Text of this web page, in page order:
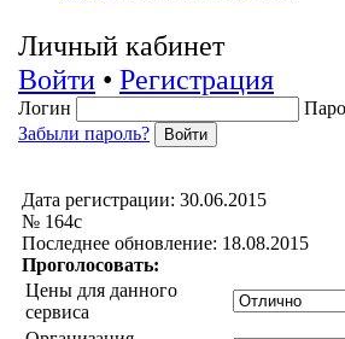
Личный кабинет
Войти • Регистрация
Логин
Забыли пароль?
Дата регистрации: 30.06.2015
№ 164с
Последнее обновление: 18.08.2015
Проголосовать:
Цены для данного
сервиса